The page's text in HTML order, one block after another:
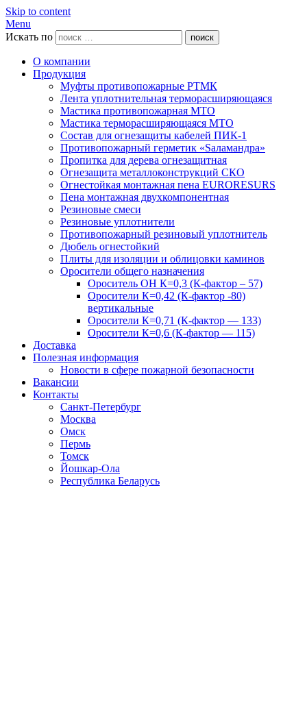
Skip to content
Menu
Искать по
поиск
О компании
Продукция
Муфты противопожарные РТМК
Лента уплотнительная терморасширяющаяся
Мастика противопожарная МТО
Мастика терморасширяющаяся МТО
Состав для огнезащиты кабелей ПИК-1
Противопожарный герметик «Sаламандра»
Пропитка для дерева огнезащитная
Огнезащита металлоконструкций СКО
Огнестойкая монтажная пена EURORESURS
Пена монтажная двухкомпонентная
Резиновые смеси
Резиновые уплотнители
Противопожарный резиновый уплотнитель
Дюбель огнестойкий
Плиты для изоляции и облицовки каминов
Оросители общего назначения
Ороситель ОН К=0,3 (К-фактор – 57)
Оросители К=0,42 (К-фактор -80)
вертикальные
Оросители К=0,71 (К-фактор — 133)
Оросители К=0,6 (К-фактор — 115)
Доставка
Полезная информация
Новости в сфере пожарной безопасности
Вакансии
Контакты
Санкт-Петербург
Москва
Омск
Пермь
Томск
Йошкар-Ола
Республика Беларусь